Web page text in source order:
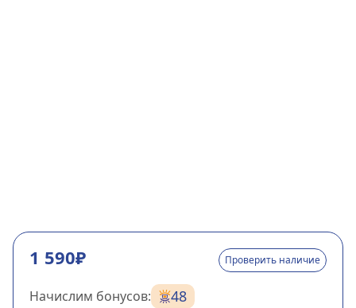
1 590₽ Проверить наличие
Начислим бонусов: 48